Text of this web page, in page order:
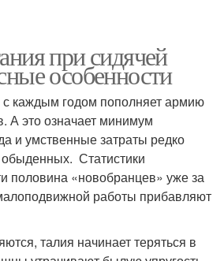
при сидячей
особенности
каждым годом пополняет армию
А это означает минимум
и умственные затраты редко
Статистики
половина «новобранцев» уже за
работы прибавляют
талия начинает теряться в